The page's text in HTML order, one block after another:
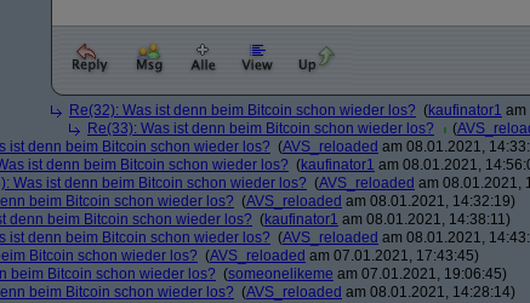
Re(32): Was ist denn beim Bitcoin schon wieder los? (kaufinator1 am
Re(33): Was ist denn beim Bitcoin schon wieder los?
(
ist denn beim Bitcoin schon wieder los? (AVS_reloaded am 08.01.2021,
ist denn beim Bitcoin schon wieder los? (kaufinator1 am 08.01.2021,
Was ist denn beim Bitcoin schon wieder los? (AVS_reloaded am 08.01.2021,
beim Bitcoin schon wieder los? (AVS_reloaded am 08.01.2021, 14:32:19)
denn beim Bitcoin schon wieder los? (kaufinator1 am 08.01.2021, 14:38:11)
ist denn beim Bitcoin schon wieder los? (AVS_reloaded am 08.01.2021,
Bitcoin schon wieder los? (AVS_reloaded am 07.01.2021, 17:43:45)
beim Bitcoin schon wieder los? (someonelikeme am 07.01.2021, 19:06:45)
beim Bitcoin schon wieder los? (AVS_reloaded am 08.01.2021, 14:28:14)